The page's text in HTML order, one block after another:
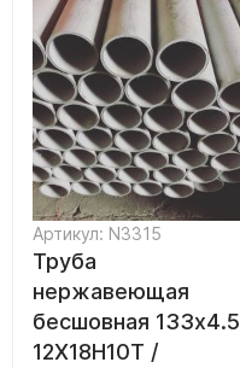
Артикул: N3315
Труба
нержавеющая
бесшовная 133х4.5
12Х18Н10Т /